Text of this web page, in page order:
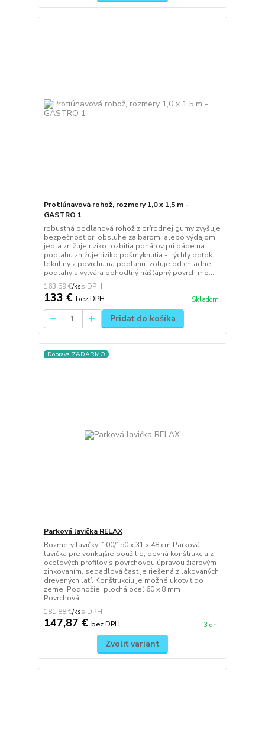
Protiúnavová rohož, rozmery 1,0 x 1,5 m -
GASTRO 1
robustná podlahová rohož z prírodnej gumy zvyšuje
bezpečnosť pri obsluhe za barom, alebo výdajom
jedla znižuje riziko rozbitia pohárov pri páde na
podlahu znižuje riziko pošmyknutia - rýchly odtok
tekutiny z povrchu na podlahu izoluje od chladnej
podlahy a vytvára pohodlný nášľapný povrch mo...
163,59 €/ks
133 € bez DPH Skladom
Pridať do košíka
Doprava ZADARMO
Parková lavička RELAX
Rozmery lavičky: 100/150 x 31 x 48 cm Parková
lavička pre vonkajšie použitie, pevná konštrukcia z
oceľových profilov s povrchovou úpravou žiarovým
zinkovaním, sedadlová časť je riešená z lakovaných
drevených latí. Konštrukciu je možné ukotviť do
zeme. Podnožie: plochá oceľ 60 x 8 mm
Povrchová...
181,88 €/ks
147,87 € bez DPH 3 dni
Zvoliť variant